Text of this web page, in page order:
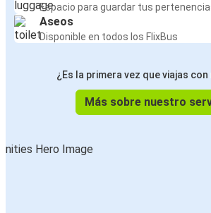
Espacio para guardar tus
Aseos
Disponible en todos los FlixBus
¿Es la primera vez que viajas
Más sobre nuestro